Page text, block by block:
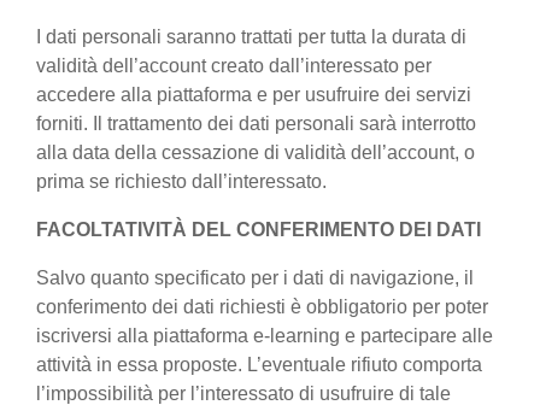
I dati personali saranno trattati per tutta la durata di
validità dell’account creato dall’interessato per
accedere alla piattaforma e per usufruire dei servizi
forniti. Il trattamento dei dati personali sarà interrotto
alla data della cessazione di validità dell’account, o
prima se richiesto dall’interessato.
FACOLTATIVITÀ DEL CONFERIMENTO DEI DATI
Salvo quanto specificato per i dati di navigazione, il
conferimento dei dati richiesti è obbligatorio per poter
iscriversi alla piattaforma e-learning e partecipare alle
attività in essa proposte. L’eventuale rifiuto comporta
l’impossibilità per l’interessato di usufruire di tale